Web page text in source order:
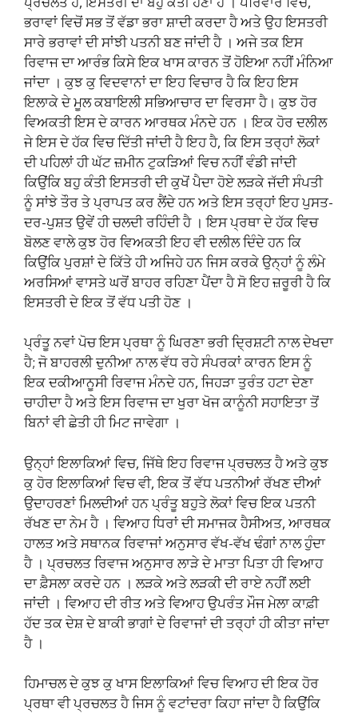
ਭਰਾਵਾਂ ਵਿਚੋਂ ਸਭ ਤੋਂ ਵੱਡਾ ਭਰਾ ਸ਼ਾਦੀ ਕਰਦਾ ਹੈ ਅਤੇ ਉਹ ਇਸਤਰੀ
ਸਾਰੇ ਭਰਾਵਾਂ ਦੀ ਸਾਂਝੀ ਪਤਨੀ ਬਣ ਜਾਂਦੀ ਹੈ । ਅਜੇ ਤਕ ਇਸ
ਰਿਵਾਜ ਦਾ ਆਰੰਭ ਕਿਸੇ ਇਕ ਖਾਸ ਕਾਰਨ ਤੋਂ ਹੋਇਆ ਨਹੀਂ ਮੰਨਿਆ
ਜਾਂਦਾ । ਕੁਝ ਕੁ ਵਿਦਵਾਨਾਂ ਦਾ ਇਹ ਵਿਚਾਰ ਹੈ ਕਿ ਇਹ ਇਸ
ਇਲਾਕੇ ਦੇ ਮੂਲ ਕਬਾਇਲੀ ਸਭਿਆਚਾਰ ਦਾ ਵਿਰਸਾ ਹੈ। ਕੁਝ ਹੋਰ
ਵਿਅਕਤੀ ਇਸ ਦੇ ਕਾਰਨ ਆਰਥਕ ਮੰਨਦੇ ਹਨ । ਇਕ ਹੋਰ ਦਲੀਲ
ਜੇ ਇਸ ਦੇ ਹੱਕ ਵਿਚ ਦਿੱਤੀ ਜਾਂਦੀ ਹੈ ਇਹ ਹੈ, ਕਿ ਇਸ ਤਰ੍ਹਾਂ ਲੋਕਾਂ
ਦੀ ਪਹਿਲਾਂ ਹੀ ਘੱਟ ਜ਼ਮੀਨ ਟੁਕੜਿਆਂ ਵਿਚ ਨਹੀਂ ਵੰਡੀ ਜਾਂਦੀ
ਕਿਉਂਕਿ ਬਹੁ ਕੰਤੀ ਇਸਤਰੀ ਦੀ ਕੁਖੋਂ ਪੈਦਾ ਹੋਏ ਲੜਕੇ ਜੱਦੀ ਸੰਪਤੀ
ਨੂੰ ਸਾਂਝੇ ਤੌਰ ਤੇ ਪ੍ਰਾਪਤ ਕਰ ਲੈਂਦੇ ਹਨ ਅਤੇ ਇਸ ਤਰ੍ਹਾਂ ਇਹ ਪੁਸਤ-
ਦਰ-ਪੁਸ਼ਤ ਉਵੇਂ ਹੀ ਚਲਦੀ ਰਹਿੰਦੀ ਹੈ । ਇਸ ਪ੍ਰਥਾ ਦੇ ਹੱਕ ਵਿਚ
ਬੋਲਣ ਵਾਲੇ ਕੁਝ ਹੋਰ ਵਿਅਕਤੀ ਇਹ ਵੀ ਦਲੀਲ ਦਿੰਦੇ ਹਨ ਕਿ
ਕਿਉਂਕਿ ਪੁਰਸ਼ਾਂ ਦੇ ਕਿੱਤੇ ਹੀ ਅਜਿਹੇ ਹਨ ਜਿਸ ਕਰਕੇ ਉਨ੍ਹਾਂ ਨੂੰ ਲੰਮੇ
ਅਰਸਿਆਂ ਵਾਸਤੇ ਘਰੋਂ ਬਾਹਰ ਰਹਿਣਾ ਪੈਂਦਾ ਹੈ ਸੋ ਇਹ ਜ਼ਰੂਰੀ ਹੈ ਕਿ
ਇਸਤਰੀ ਦੇ ਇਕ ਤੋਂ ਵੱਧ ਪਤੀ ਹੋਣ ।
ਪ੍ਰੰਤੂ ਨਵਾਂ ਪੋਚ ਇਸ ਪ੍ਰਥਾ ਨੂੰ ਘਿਰਣਾ ਭਰੀ ਦ੍ਰਿਸ਼ਟੀ ਨਾਲ ਦੇਖਦਾ
ਹੈ; ਜੋ ਬਾਹਰਲੀ ਦੁਨੀਆ ਨਾਲ ਵੱਧ ਰਹੇ ਸੰਪਰਕਾਂ ਕਾਰਨ ਇਸ ਨੂੰ
ਇਕ ਦਕੀਆਨੂਸੀ ਰਿਵਾਜ ਮੰਨਦੇ ਹਨ, ਜਿਹੜਾ ਤੁਰੰਤ ਹਟਾ ਦੇਣਾ
ਚਾਹੀਦਾ ਹੈ ਅਤੇ ਇਸ ਰਿਵਾਜ ਦਾ ਖੁਰਾ ਖੋਜ ਕਾਨੂੰਨੀ ਸਹਾਇਤਾ ਤੋਂ
ਬਿਨਾਂ ਵੀ ਛੇਤੀ ਹੀ ਮਿਟ ਜਾਵੇਗਾ ।
ਉਨ੍ਹਾਂ ਇਲਾਕਿਆਂ ਵਿਚ, ਜਿੱਥੇ ਇਹ ਰਿਵਾਜ ਪ੍ਰਚਲਤ ਹੈ ਅਤੇ ਕੁਝ
ਕੁ ਹੋਰ ਇਲਾਕਿਆਂ ਵਿਚ ਵੀ, ਇਕ ਤੋਂ ਵੱਧ ਪਤਨੀਆਂ ਰੱਖਣ ਦੀਆਂ
ਉਦਾਹਰਣਾਂ ਮਿਲਦੀਆਂ ਹਨ ਪ੍ਰੰਤੂ ਬਹੁਤੇ ਲੋਕਾਂ ਵਿਚ ਇਕ ਪਤਨੀ
ਰੱਖਣ ਦਾ ਨੇਮ ਹੈ । ਵਿਆਹ ਧਿਰਾਂ ਦੀ ਸਮਾਜਕ ਹੈਸੀਅਤ, ਆਰਥਕ
ਹਾਲਤ ਅਤੇ ਸਥਾਨਕ ਰਿਵਾਜਾਂ ਅਨੁਸਾਰ ਵੱਖ-ਵੱਖ ਢੰਗਾਂ ਨਾਲ ਹੁੰਦਾ
ਹੈ । ਪ੍ਰਚਲਤ ਰਿਵਾਜ ਅਨੁਸਾਰ ਲਾੜੇ ਦੇ ਮਾਤਾ ਪਿਤਾ ਹੀ ਵਿਆਹ
ਦਾ ਫ਼ੈਸਲਾ ਕਰਦੇ ਹਨ । ਲੜਕੇ ਅਤੇ ਲੜਕੀ ਦੀ ਰਾਏ ਨਹੀਂ ਲਈ
ਜਾਂਦੀ । ਵਿਆਹ ਦੀ ਰੀਤ ਅਤੇ ਵਿਆਹ ਉਪਰੰਤ ਮੌਜ ਮੇਲਾ ਕਾਫ਼ੀ
ਹੱਦ ਤਕ ਦੇਸ਼ ਦੇ ਬਾਕੀ ਭਾਗਾਂ ਦੇ ਰਿਵਾਜਾਂ ਦੀ ਤਰ੍ਹਾਂ ਹੀ ਕੀਤਾ ਜਾਂਦਾ
ਹੈ ।
ਹਿਮਾਚਲ ਦੇ ਕੁਝ ਕੁ ਖਾਸ ਇਲਾਕਿਆਂ ਵਿਚ ਵਿਆਹ ਦੀ ਇਕ ਹੋਰ
ਪ੍ਰਥਾ ਵੀ ਪ੍ਰਚਲਤ ਹੈ ਜਿਸ ਨੂੰ ਵਟਾਂਦਰਾ ਕਿਹਾ ਜਾਂਦਾ ਹੈ ਕਿਉਂਕਿ